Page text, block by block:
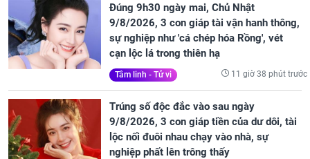
Đúng 9h30 ngày mai, Chủ Nhật
9/8/2026, 3 con giáp tài vận hanh thông,
sự nghiệp như 'cá chép hóa Rồng', vét
cạn lộc lá trong thiên hạ
Tâm linh - Tử vi 11 giờ 38 phút trước
Trúng số độc đắc vào sau ngày
9/8/2026, 3 con giáp tiền của dư dôi, tài
lộc nối đuôi nhau chạy vào nhà, sự
nghiệp phất lên trông thấy